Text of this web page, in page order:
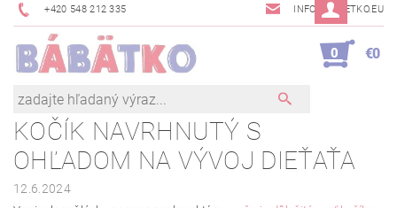
+420 548 212 335 INFO@BABETKO.EU
0 €0
KOČÍK NAVRHNUTÝ S
OHĽADOM NA VÝVOJ DIEŤAŤA
12.6.2024